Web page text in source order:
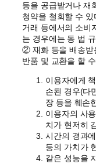
등을 공급받거나 재
청약을 철회할 수
거래 등에서의 소비
는 경우에는 동 법
② 재화 등을 배송받
반품 및 교환을 할
이용자에게
손된 경우(다
장 등을 훼손
이용자의 사
치가 현저히
시간의 경과
등의 가치가
같은 성능을